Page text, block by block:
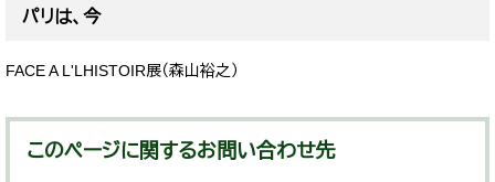
パリは、今
FACE A L'LHISTOIR展（森山裕之）
このページに関するお問い合わせ先